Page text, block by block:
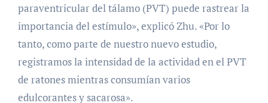
paraventricular del tálamo (PVT) puede rastrear la
importancia del estímulo», explicó Zhu. «Por lo
tanto, como parte de nuestro nuevo estudio,
registramos la intensidad de la actividad en el PVT
de ratones mientras consumían varios
edulcorantes y sacarosa».